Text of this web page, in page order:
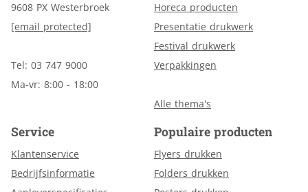
9608 PX Westerbroek
[email protected]
Tel: 03 747 9000
Ma-vr: 8:00 - 18:00
Horeca producten
Presentatie drukwerk
Festival drukwerk
Verpakkingen
Alle thema's
Service
Klantenservice
Bedrijfsinformatie
Populaire producten
Flyers drukken
Folders drukken